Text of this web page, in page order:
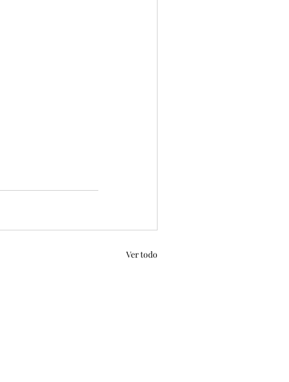
Ver todo